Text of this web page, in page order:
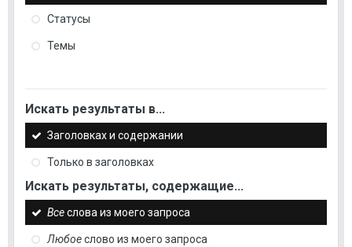
Статусы
Темы
Искать результаты в...
Заголовках и содержании
Только в заголовках
Искать результаты, содержащие...
Всеслова из моего запроса
Любоеслово из моего запроса